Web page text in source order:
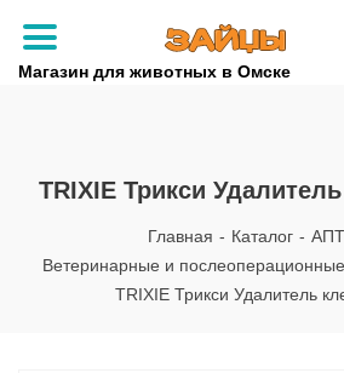
Магазин для животных в Омске
Заказать
+7
+7 (950)
TRIXIE Трикси
Главная - Каталог -
Ветеринарные и
TRIXIE Трикси Удалитель